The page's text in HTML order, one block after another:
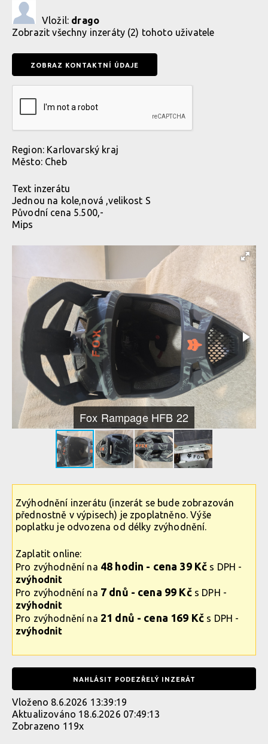
Vložil: drago
Zobrazitvšechny inzeráty (2) tohoto uživatele
Region: Karlovarský kraj
Město: Cheb
Text inzerátu
Jednou na kole,nová ,velikost S
Původní cena 5.500,-
Mips
Fox Rampage HFB 22
Zvýhodnění inzerátu (inzerát se bude zobrazován
přednostně v výpisech) je zpoplatněno. Výše
poplatku je odvozena od délky zvýhodnění.
Zaplatit online:
Pro zvýhodnění na 48 hodin - cena 39 Kč s DPH -
zvýhodnit
Pro zvýhodnění na 7 dnů - cena 99 Kčs DPH -
zvýhodnit
Pro zvýhodnění na 21 dnů - cena 169 Kč s DPH -
zvýhodnit
NAHLÁSIT PODEZŘELÝ INZERÁT
Vloženo 8.6.2026 13:39:19
Aktualizováno 18.6.2026 07:49:13
Zobrazeno 119x